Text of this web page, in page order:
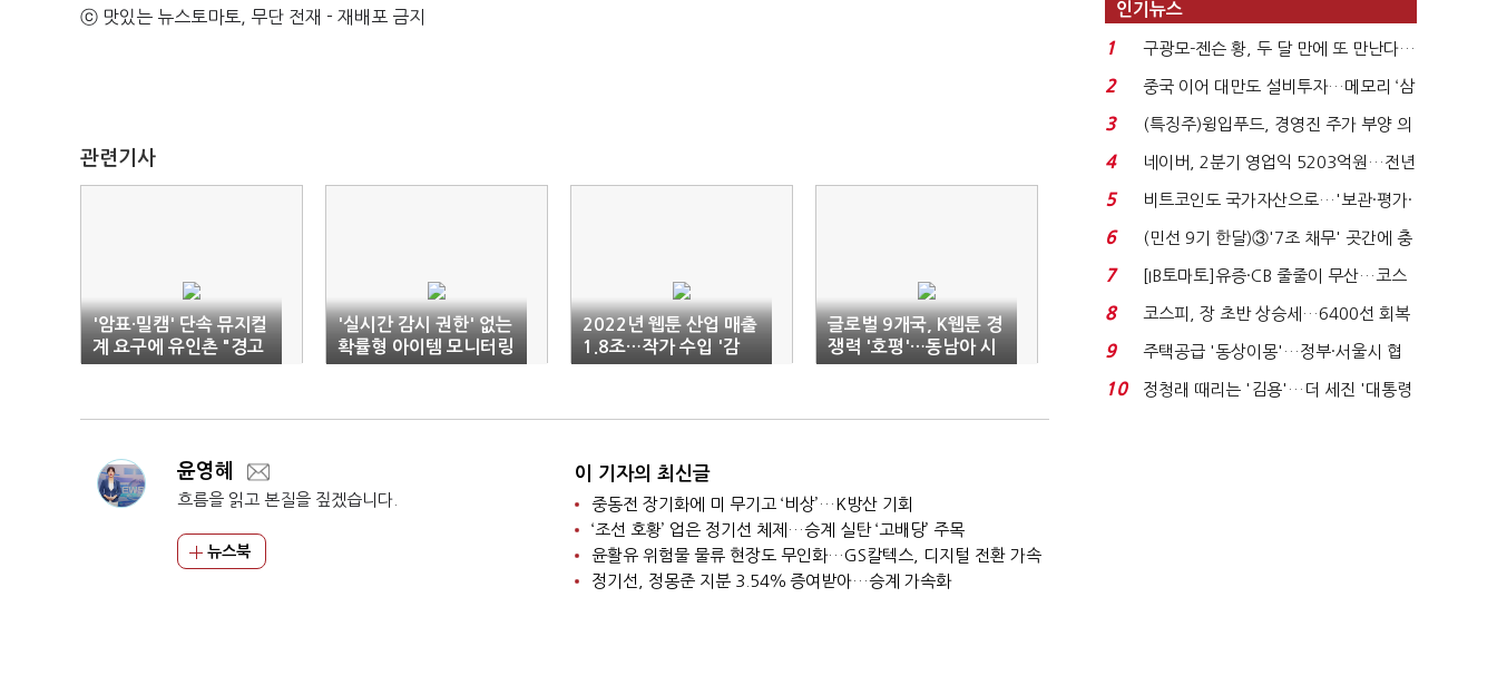
ⓒ 맛있는 뉴스토마토, 무단 전재 - 재배포 금지
관련기사
'암표·밀캠' 단속 뮤지컬
계 요구에 유인촌 "경고
필요"
'실시간 감시 권한' 없는
확률형 아이템 모니터링
단
2022년 웹툰 산업 매출
1.8조…작가 수입 '감
소'
글로벌 9개국, K웹툰 경
쟁력 '호평'…동남아 시
장 흥행가도
윤영혜
흐름을 읽고 본질을 짚겠습니다.
뉴스북
이 기자의 최신글
중동전 장기화에 미 무기고 ‘비상’…K방산 기회
‘조선 호황’ 업은 정기선 체제…승계 실탄 ‘고배당’ 주목
윤활유 위험물 물류 현장도 무인화…GS칼텍스, 디지털 전환 가속
정기선, 정몽준 지분 3.54％ 증여받아…승계 가속화
인기뉴스
1
구광모-젠슨 황, 두 달 만에 또 만난다…
로봇·AI 등 논...
2
중국 이어 대만도 설비투자…메모리 ‘삼
국전쟁’
3
(특징주)윙입푸드, 경영진 주가 부양 의
지에 상한가...
4
네이버, 2분기 영업익 5203억원…전년
비 0.2% 감소...
5
비트코인도 국가자산으로…'보관·평가·
처분' 기준은 ...
6
(민선 9기 한달)③'7조 채무' 곳간에 충
격…추미애, 20년...
7
[IB토마토]유증·CB 줄줄이 무산…코스
닥 벌점 급증에 ...
8
코스피, 장 초반 상승세…6400선 회복
시도
9
주택공급 '동상이몽'…정부·서울시 협
력 없으면 '공수표'...
10
정청래 때리는 '김용'…더 세진 '대통령